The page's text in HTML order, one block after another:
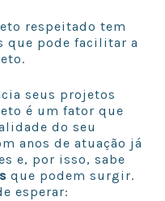
respeitado tem
que pode facilitar a
seus projetos
é um fator que
do seu
anos de atuação já
e, por isso, sabe
que podem surgir.
esperar: